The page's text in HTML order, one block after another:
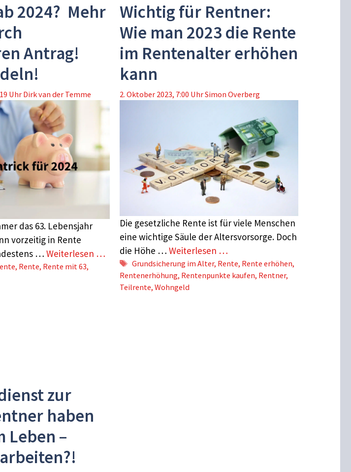
2024? Mehr
Antrag!
Uhr Dirk van der Temme
das 63. Lebensjahr
vorzeitig in Rente
…Weiterlesen …
, Rente, Rente mit 63,
Wichtig für Rentner:
Wie man 2023 die Rente
im Rentenalter erhöhen
kann
2. Oktober 2023, 7:00 UhrSimon Overberg
Die gesetzliche Rente ist für viele Menschen
eine wichtige Säule der Altersvorsorge. Doch
die Höhe … Weiterlesen …
Schlagwörter
Grundsicherung im Alter, Rente, Rente erhöhen,
Rentenerhöhung, Rentenpunkte kaufen, Rentner,
Teilrente, Wohngeld
zur
haben
Leben –